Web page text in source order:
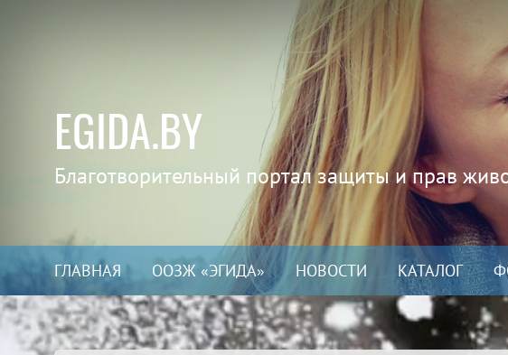
EGIDA.BY
Благотворительный портал защиты и прав
ГЛАВНАЯ ООЗЖ «ЭГИДА» НОВОСТИ КАТАЛОГ